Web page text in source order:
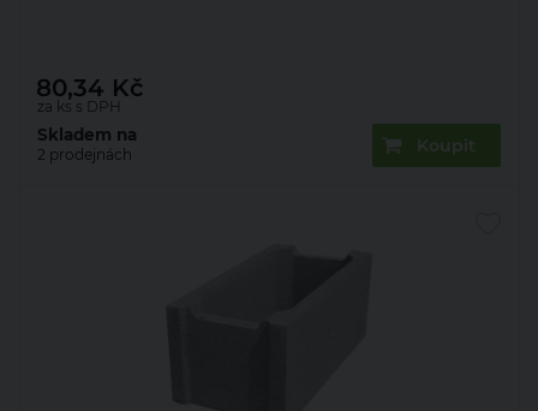
za ks s DPH
80,34 Kč
Koupit
Skladem na
2 prodejnách